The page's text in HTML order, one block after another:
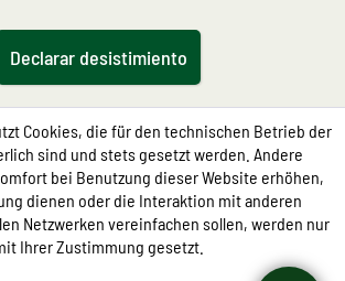
Declarar desistimiento
Cookies, die für den technischen Betrieb der
sind und stets gesetzt werden. Andere
bei Benutzung dieser Website erhöhen,
dienen oder die Interaktion mit anderen
Netzwerken vereinfachen sollen, werden nur
Ihrer Zustimmung gesetzt.